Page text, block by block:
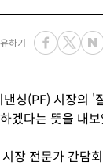
하기
싱(PF) 시장의 '
겠다는 뜻을 내
장 전문가 간담